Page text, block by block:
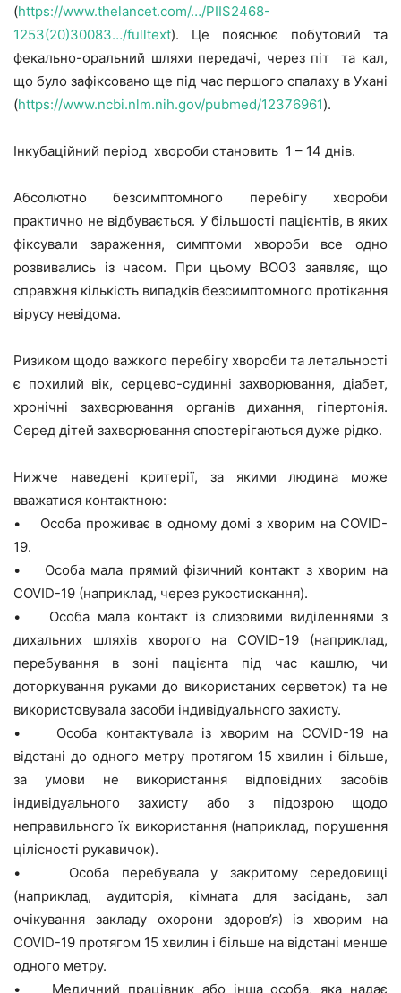
(https://www.thelancet.com/…/PIIS2468-
1253(20)30083…/fulltext). Це пояснює побутовий та
фекально-оральний шляхи передачі, через піт та кал,
що було зафіксовано ще під час першого спалаху в Ухані
(https://www.ncbi.nlm.nih.gov/pubmed/12376961).
Інкубаційний період хвороби становить 1 – 14 днів.
Абсолютно безсимптомного перебігу хвороби
практично не відбувається. У більшості пацієнтів, в яких
фіксували зараження, симптоми хвороби все одно
розвивались із часом. При цьому ВООЗ заявляє, що
справжня кількість випадків безсимптомного протікання
вірусу невідома.
Ризиком щодо важкого перебігу хвороби та летальності
є похилий вік, серцево-судинні захворювання, діабет,
хронічні захворювання органів дихання, гіпертонія.
Серед дітей захворювання спостерігаються дуже рідко.
Нижче наведені критерії, за якими людина може
вважатися контактною:
• Особа проживає в одному домі з хворим на COVID-
19.
• Особа мала прямий фізичний контакт з хворим на
COVID-19 (наприклад, через рукостискання).
• Особа мала контакт із слизовими виділеннями з
дихальних шляхів хворого на COVID-19 (наприклад,
перебування в зоні пацієнта під час кашлю, чи
доторкування руками до використаних серветок) та не
використовувала засоби індивідуального захисту.
• Особа контактувала із хворим на COVID-19 на
відстані до одного метру протягом 15 хвилин і більше,
за умови не використання відповідних засобів
індивідуального захисту або з підозрою щодо
неправильного їх використання (наприклад, порушення
цілісності рукавичок).
• Особа перебувала у закритому середовищі
(наприклад, аудиторія, кімната для засідань, зал
очікування закладу охорони здоров’я) із хворим на
COVID-19 протягом 15 хвилин і більше на відстані менше
одного метру.
• Медичний працівник або інша особа, яка надає